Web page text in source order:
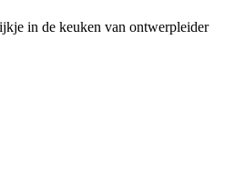
in de keuken van ontwerpleider